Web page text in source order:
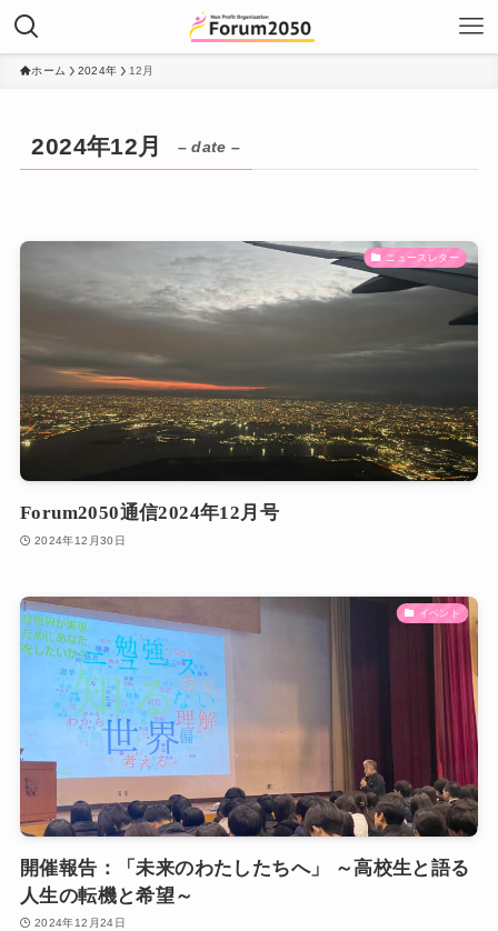
ホーム 2024年 12月
2024年12月 – date –
ニュースレター
Forum2050通信2024年12月号
2024年12月30日
イベント
開催報告：「未来のわたしたちへ」 ～高校生と語る
人生の転機と希望～
2024年12月24日